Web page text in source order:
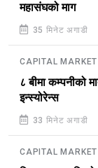
महासंघको माग
35 मिनेट अगाडी
CAPITAL MARKET
८ बीमा कम्पनीको
इन्स्योरेन्स
33 मिनेट अगाडी
CAPITAL MARKET